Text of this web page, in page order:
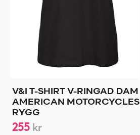
V&I T-SHIRT V-RINGAD DAM
AMERICAN MOTORCYCLES
RYGG
255 kr